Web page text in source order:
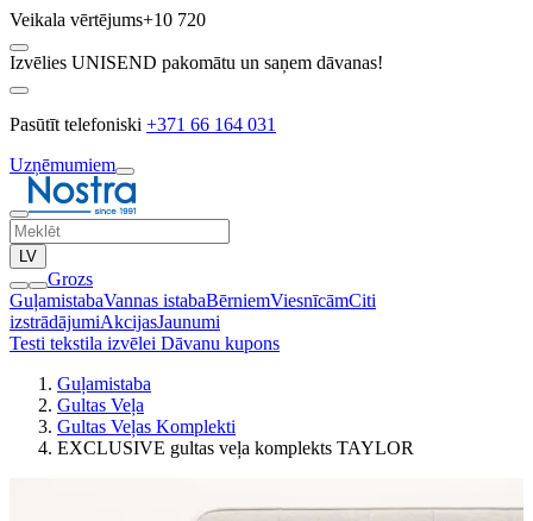
Veikala vērtējums+10 720
Izvēlies UNISEND pakomātu un saņem dāvanas!
Pasūtīt telefoniski +371 66 164 031
Uzņēmumiem
LV
Grozs
GuļamistabaVannas istabaBērniemViesnīcāmCiti
izstrādājumiAkcijasJaunumi
Testi tekstila izvēlei Dāvanu kupons
Guļamistaba
Gultas Veļa
Gultas Veļas Komplekti
EXCLUSIVE gultas veļa komplekts TAYLOR